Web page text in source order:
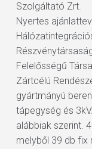
Szolgáltató Zrt.
Nyertes
Felelősségű
Zártcélú
gyártmányú
tápegység és
alábbiak szerint.
melyből 39 db fix